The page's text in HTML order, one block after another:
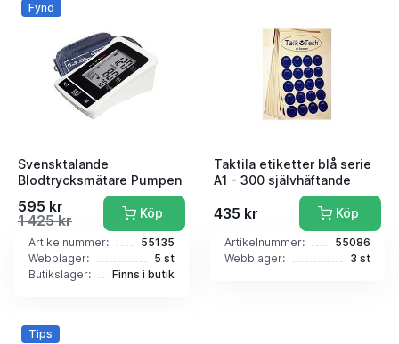
Fynd
Svensktalande
Blodtrycksmätare Pumpen
595 kr
1 425 kr
Köp
Artikelnummer:
55135
Webblager:
5 st
Butikslager:
Finns i butik
Taktila etiketter blå serie
A1 - 300 självhäftande
435 kr Köp
Artikelnummer:
55086
Webblager:
3 st
Tips